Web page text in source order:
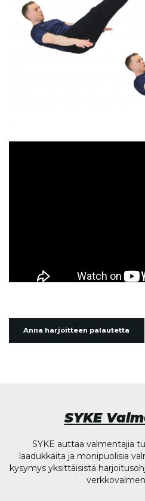
Anna harjoitteen palautetta
SYKE
SYKE auttaa valmentajia
laadukkaita ja monipuolisia
kysymys yksittäisistä